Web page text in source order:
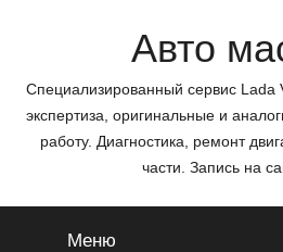
Авто
Специализированный сервис Lada
экспертиза, оригинальные и
работу. Диагностика, ремонт
части. Запись на
Меню